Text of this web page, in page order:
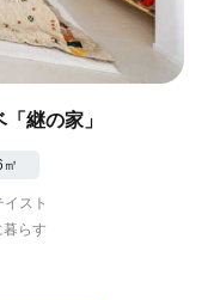
継の家」
スト
らす